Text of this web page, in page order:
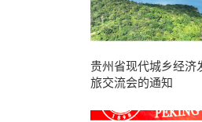
贵州省现代城乡经济
旅交流会的通知